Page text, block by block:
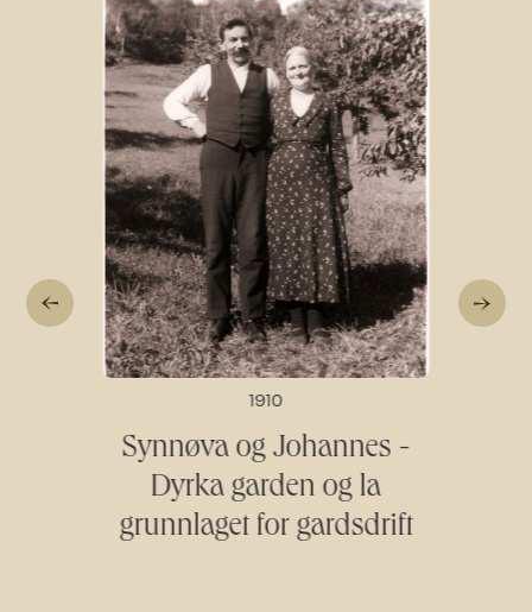
1910
Synnøva og Johannes -
Dyrka garden og la
grunnlaget for gardsdrift